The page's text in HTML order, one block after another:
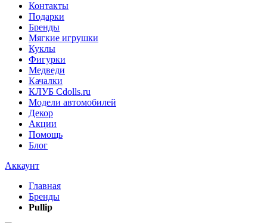
Контакты
Подарки
Бренды
Мягкие игрушки
Куклы
Фигурки
Медведи
Качалки
КЛУБ Cdolls.ru
Модели автомобилей
Декор
Акции
Помощь
Блог
Аккаунт
Главная
Бренды
Pullip